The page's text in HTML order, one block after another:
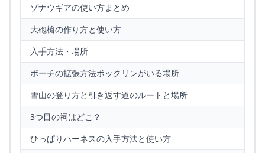
ゾナウギアの使い方まとめ
大砲槍の作り方と使い方
入手方法・場所
ポーチの拡張方法ボックリンがいる場所
雪山の登り方と引き返す道のルートと場所
3つ目の祠はどこ？
ひっぱりハーネスの入手方法と使い方